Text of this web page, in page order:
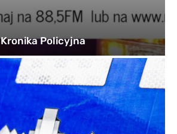
Kronika Policyjna